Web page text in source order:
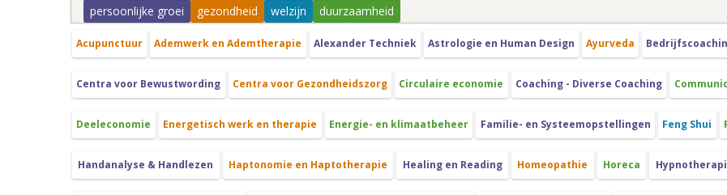
persoonlijke groei gezondheid welzijn duurzaamheid
Acupunctuur Ademwerk en Ademtherapie Alexander Techniek Astrologie en Human Design Ayurveda
Centra voor Bewustwording Centra voor Gezondheidszorg Circulaire economie Coaching - Diverse Coaching
Deeleconomie Energetisch werk en therapie Energie- en klimaatbeheer Familie- en Systeemopstellingen Feng Shui
Handanalyse & Handlezen Haptonomie en Haptotherapie Healing en Reading Homeopathie Horeca